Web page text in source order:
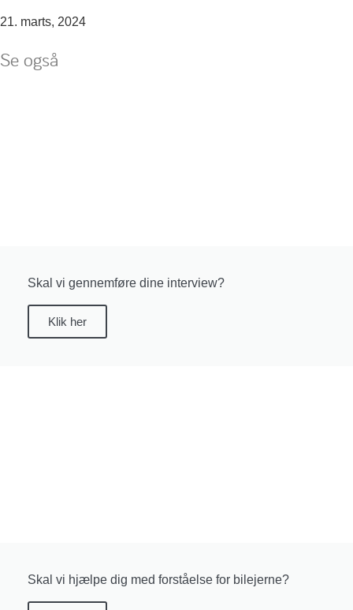
21. marts, 2024
Se også
Skal vi gennemføre dine interview?
Klik her
Skal vi hjælpe dig med forståelse for bilejerne?